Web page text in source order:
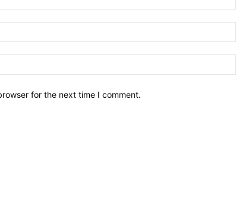
for the next time I comment.